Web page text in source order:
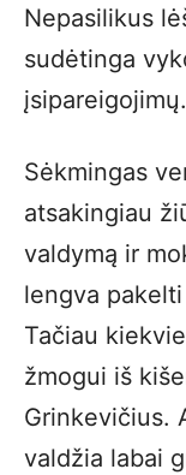
Nepasilikus
sudėtinga
Sėkmingas
atsakingiau
valdymą ir
lengva
Tačiau
žmogui iš
Grinkevičius.
valdžia labai